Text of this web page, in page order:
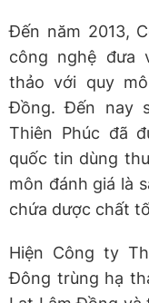
Đến năm 2013,
công nghệ đưa
thảo với quy
Đồng. Đến nay
Thiên Phúc đã
quốc tin dùng
môn đánh giá là
chứa dược chất
Hiện Công ty
Đông trùng hạ